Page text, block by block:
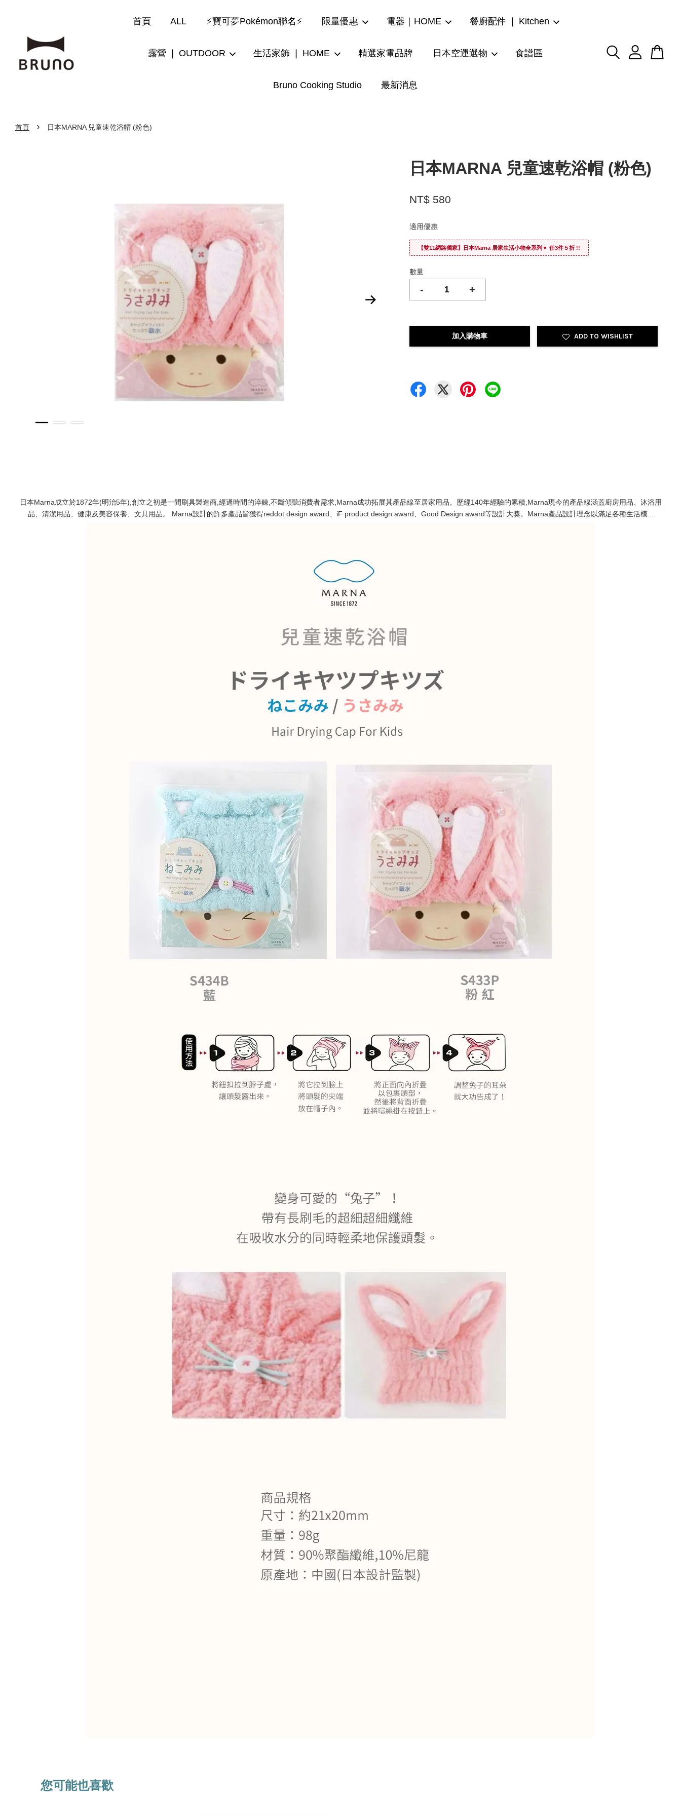
首頁 ALL ⚡寶可夢Pokémon聯名⚡ 限量優惠 電器｜HOME 餐廚配件 ❘ Kitchen
露營 ❘ OUTDOOR 生活家飾 ❘ HOME 精選家電品牌 日本空運選物 食譜區
Bruno Cooking Studio 最新消息
首頁 › 日本MARNA 兒童速乾浴帽 (粉色)
日本MARNA 兒童速乾浴帽 (粉色)
NT$ 580
適用優惠
【雙11網路獨家】日本Marna 居家生活小物全系列▼ 任3件５折 !!
數量
- +
加入購物車 ADD TO WISHLIST
日本Marna成立於1872年(明治5年),創立之初是一間刷具製造商,經過時間的淬鍊,不斷傾聽消費者需求,Marna成功拓展其產品線至居家用品。歷經140年經驗的累積,Marna現今的產品線涵蓋廚房用品、沐浴用
品、清潔用品、健康及美容保養、文具用品。 Marna設計的許多產品皆獲得reddot design award、iF product design award、Good Design award等設計大獎。Marna產品設計理念以滿足各種生活模...
您可能也喜歡
您的購物車目前還是空的。